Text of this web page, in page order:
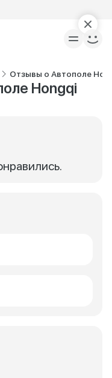
Отзывы о Автополе
Hongqi